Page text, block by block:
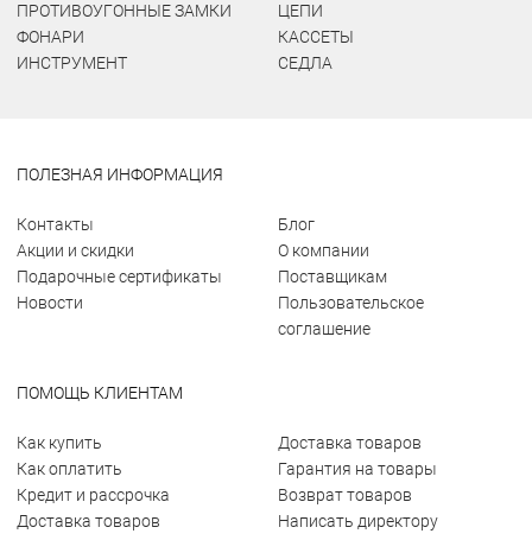
ПРОТИВОУГОННЫЕ ЗАМКИ
ФОНАРИ
ИНСТРУМЕНТ
ЦЕПИ
КАССЕТЫ
СЕДЛА
ПОЛЕЗНАЯ ИНФОРМАЦИЯ
Контакты
Акции и скидки
Подарочные сертификаты
Новости
Блог
О компании
Поставщикам
Пользовательское
соглашение
ПОМОЩЬ КЛИЕНТАМ
Как купить
Как оплатить
Кредит и рассрочка
Доставка товаров
Доставка товаров
Гарантия на товары
Возврат товаров
Написать директору